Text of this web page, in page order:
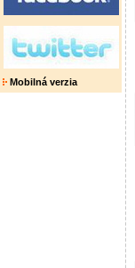
Mobilná verzia